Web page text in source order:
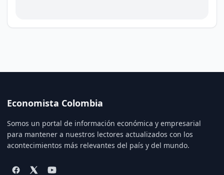
Economista Colombia
Somos un portal de información económica y empresarial
para mantener a nuestros lectores actualizados con los
acontecimientos más relevantes del país y del mundo.